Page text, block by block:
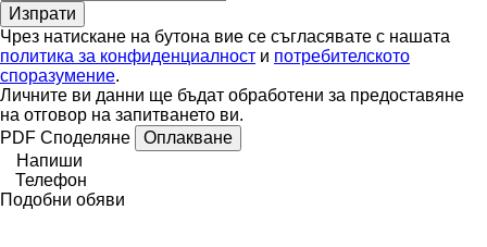
Чрез натискане на бутона вие се съгласявате с нашата
политика за конфиденциалност и потребителското
споразумение.
Личните ви данни ще бъдат обработени за предоставяне
на отговор на запитването ви.
PDF Споделяне
Оплакване
Напиши
Телефон
Подобни обяви